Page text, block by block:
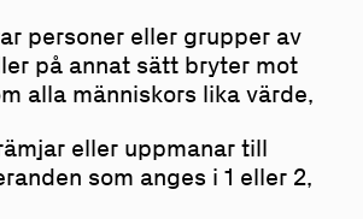
personer eller grupper av
på annat sätt bryter mot
alla människors lika värde,
eller uppmanar till
som anges i 1 eller 2,